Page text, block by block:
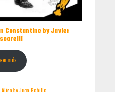
Constantine by Javier
más